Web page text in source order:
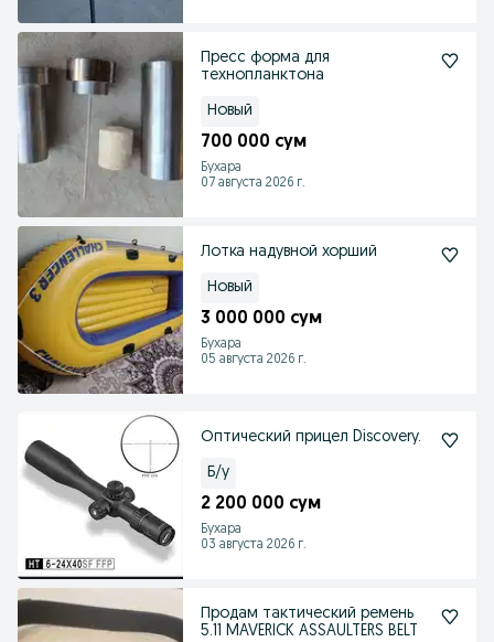
Пресс форма для
технопланктона
Новый
700 000 сум
Бухара
07 августа 2026 г.
Лотка надувной хорший
Новый
3 000 000 сум
Бухара
05 августа 2026 г.
Оптический прицел Discovery.
Б/у
2 200 000 сум
Бухара
03 августа 2026 г.
Продам тактический ремень
5.11 MAVERICK ASSAULTERS BELT